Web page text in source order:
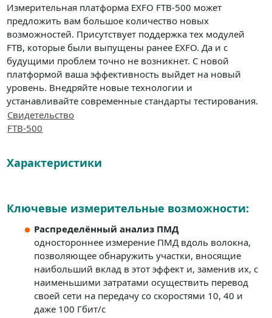
Измерительная платформа EXFO FTB-500 может
предложить вам большое количество новых
возможностей. Присутствует поддержка тех модулей
FTB, которые были выпущены ранее EXFO. Да и с
будущими проблем точно не возникнет. С новой
платформой ваша эффективность выйдет на новый
уровень. Внедряйте новые технологии и
устанавливайте современные стандарты тестирования.
Свидетельство
FTB-500
Характеристики
Ключевые измерительные возможности:
Распределённый анализ ПМД
одностороннее измерение ПМД вдоль волокна,
позволяющее обнаружить участки, вносящие
наибольший вклад в этот эффект и, заменив их, с
наименьшими затратами осуществить перевод
своей сети на передачу со скоростями 10, 40 и
даже 100 Гбит/с